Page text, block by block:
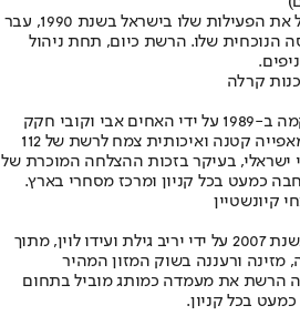
מותג הפיצה האמריקני, שהחל את הפעילות שלו בישראל בשנת 1990, עבר
הנוכחית שלו. הרשת כיום, תחת ניהול
קרלה
רשת הקונדיטוריה רולדין הוקמה ב-1989 על ידי האחים אבי וקובי חקק
ברמת השרון. מה שהתחיל כמאפייה קטנה ואיכותית צמח לרשת של 112
ישראלי, בעיקר בזכות ההצלחה המוכרת של
כמעט בכל קניון ומרכז מסחרי בארץ.
קיונשטיין
רשת "ריבר" (Rebar) נוסדה בשנת 2007 על ידי יריב גילת ועידו לוין, מתוך
מזינה ורעננה בשוק המזון המהיר
הרשת את מעמדה כמותג מוביל בתחום
בכל קניון.